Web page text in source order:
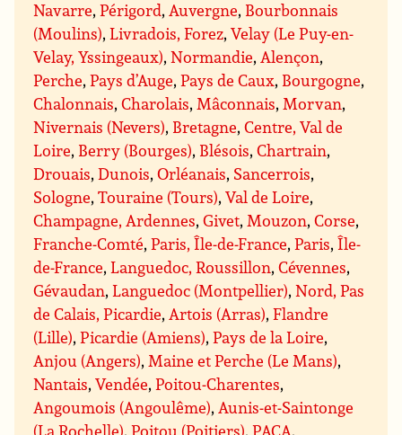
Navarre,Périgord, Auvergne, Bourbonnais
(Moulins),Livradois, Forez,Velay (Le Puy-en-
Velay, Yssingeaux),Normandie, Alençon,
Perche,Pays d’Auge,Pays de Caux, Bourgogne,
Chalonnais,Charolais, Mâconnais, Morvan,
Nivernais (Nevers), Bretagne,Centre, Val de
Loire, Berry (Bourges), Blésois,Chartrain,
Drouais,Dunois,Orléanais, Sancerrois,
Sologne,Touraine (Tours),Val de Loire,
Champagne, Ardennes,Givet, Mouzon,Corse,
Franche-Comté,Paris, Île-de-France,Paris,Île-
de-France,Languedoc, Roussillon,Cévennes,
Gévaudan,Languedoc (Montpellier),Nord, Pas
de Calais, Picardie, Artois (Arras),Flandre
(Lille),Picardie (Amiens),Pays de la Loire,
Anjou (Angers), Maine et Perche (Le Mans),
Nantais,Vendée,Poitou-Charentes,
Angoumois (Angoulême), Aunis-et-Saintonge
(La Rochelle),Poitou (Poitiers),PACA,